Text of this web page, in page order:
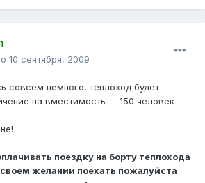
10 сентября, 2009
совсем немного, теплоход будет
на вместимость -- 150 человек
поездку на борту теплохода
желании поехать пожалуйста